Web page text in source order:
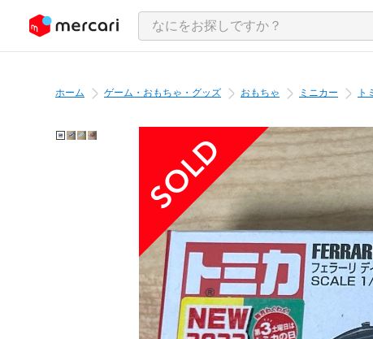
ツにスキップ
ホーム ゲーム・おもちゃ・グッズ おもちゃ ミニカー ト